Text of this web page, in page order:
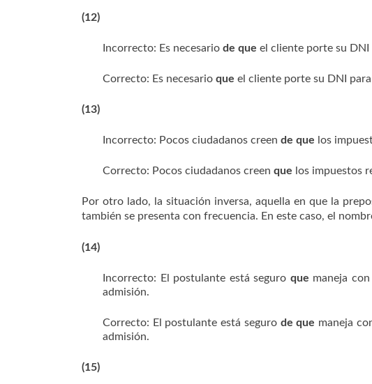
(12)
Incorrecto: Es necesario de que el cliente porte su
Correcto: Es necesario que el cliente porte su DNI
(13)
Incorrecto: Pocos ciudadanos creen de que los
Correcto: Pocos ciudadanos creen que los impuestos
Por otro lado, la situación inversa, aquella en que la
también se presenta con frecuencia. En este caso, el
(14)
Incorrecto: El postulante está seguro que maneja
admisión.
Correcto: El postulante está seguro de que maneja
admisión.
(15)